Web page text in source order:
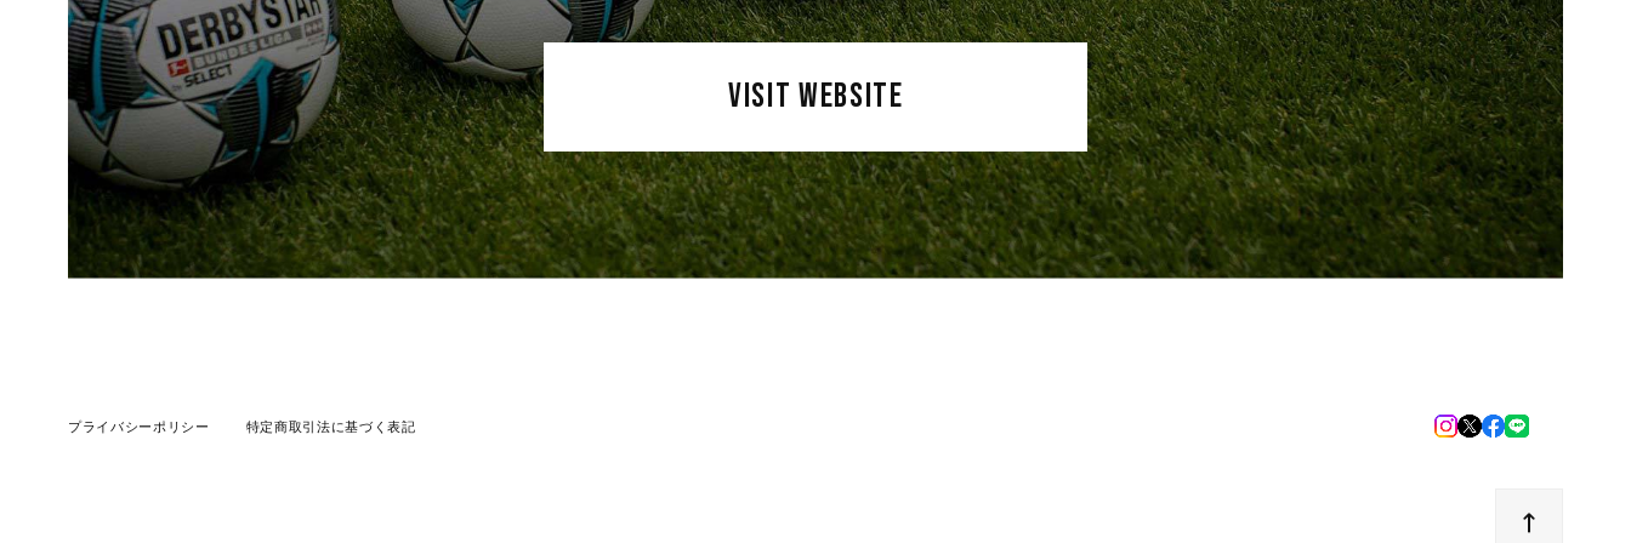
VISIT WEBSITE
プライバシーポリシー 特定商取引法に基づく表記